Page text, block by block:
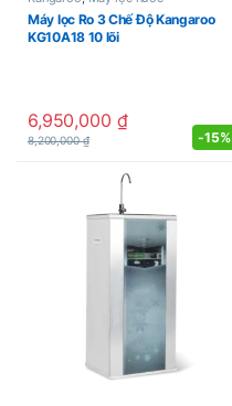
Máy lọc Ro 3 Chế Độ Kangaroo
KG10A18 10 lõi
6,950,000 ₫
8,200,000₫ -15%